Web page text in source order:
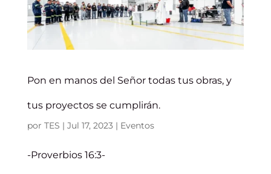
Pon en manos del Señor todas tus obras, y
tus proyectos se cumplirán.
por TES | Jul 17, 2023| Eventos
-Proverbios 16:3-